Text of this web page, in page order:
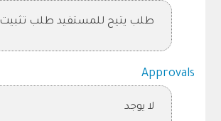
طلب يتيح للمستفيد طلب تثبيت IP
Approvals
لا يوجد